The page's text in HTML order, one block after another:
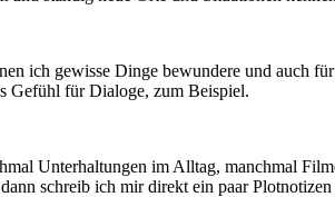
ich gewisse Dinge bewundere und auch
Gefühl für Dialoge, zum Beispiel.
Unterhaltungen im Alltag, manchmal
schreib ich mir direkt ein paar Plotnotizen